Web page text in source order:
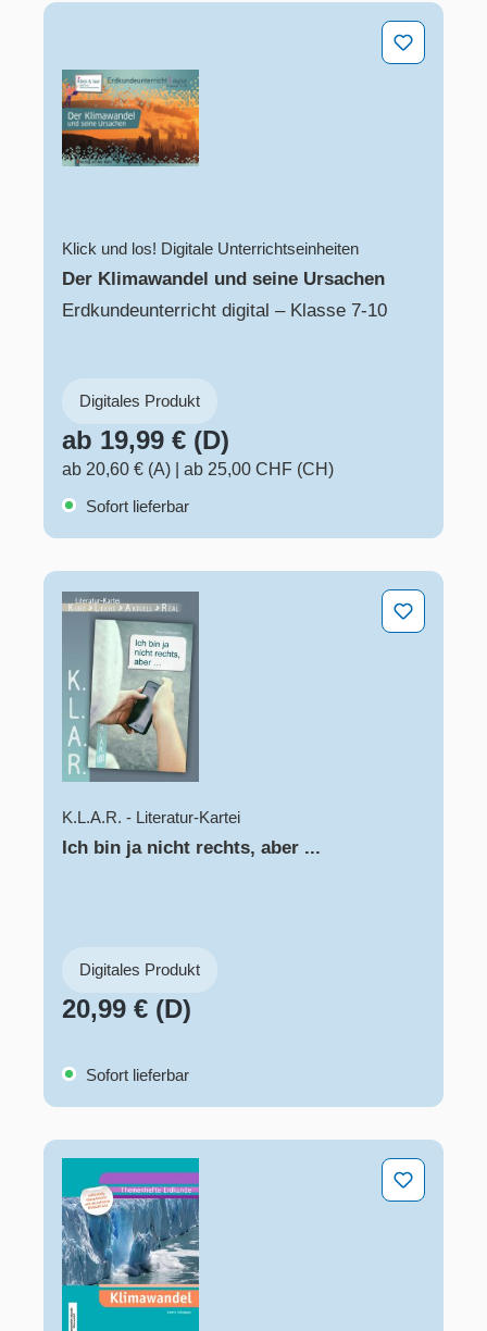
Klick und los! Digitale Unterrichtseinheiten
Der Klimawandel und seine Ursachen
Erdkundeunterricht digital – Klasse 7-10
Digitales Produkt
ab 19,99 € (D)
ab 20,60 € (A)
ab 25,00 CHF (CH)
Sofort lieferbar
Ich bin ja nicht rechts, aber ...
K.L.A.R. - Literatur-Kartei
Ich bin ja nicht rechts, aber ...
Digitales Produkt
20,99 € (D)
Sofort lieferbar
Klimawandel